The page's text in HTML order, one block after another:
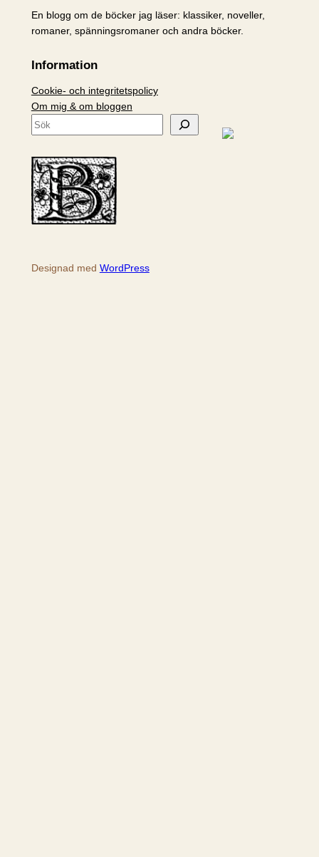
En blogg om de böcker jag läser: klassiker, noveller,
romaner, spänningsromaner och andra böcker.
Information
Cookie- och integritetspolicy
Om mig & om bloggen
S
k
Designad med WordPress